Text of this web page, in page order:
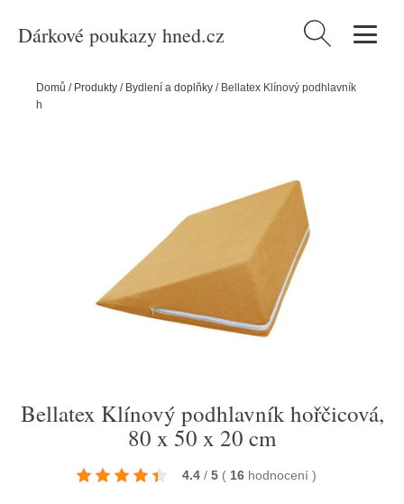
Dárkové poukazy hned.cz Vyhledávání
Domů / Produkty / Bydlení a doplňky / Bellatex Klínový podhlavník
hořčicová, 80 x 50 x 20 cm
Bellatex Klínový podhlavník hořčicová,
80 x 50 x 20 cm
4.4 / 5 ( 16 hodnocení )